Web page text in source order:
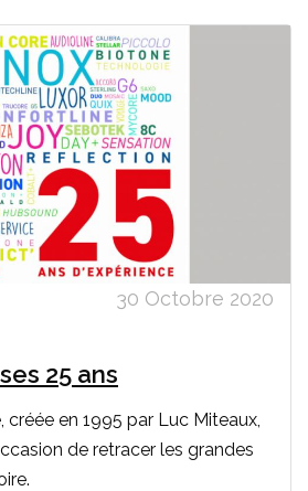
30 Octobre 2020
25 ans
en 1995 par Luc Miteaux,
de retracer les grandes